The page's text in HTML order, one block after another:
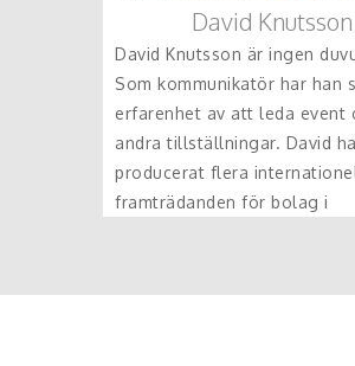
David Knutsson
David Knutsson är ingen
Som kommunikatör har han
erfarenhet av att leda event
andra tillställningar. David
producerat flera
framträdanden för bolag i